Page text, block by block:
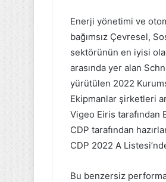
Enerji yönetimi ve
bağımsız Çevresel,
sektörünün en iyisi
arasında yer alan
yürütülen 2022
Ekipmanlar şirketleri
Vigeo Eiris tarafından
CDP tarafından
CDP 2022 A
Bu benzersiz